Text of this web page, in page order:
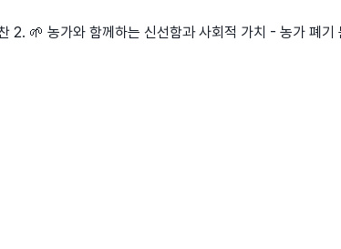
2. 🌱 농가와 함께하는 신선함과 사회적 가치 - 농가 폐